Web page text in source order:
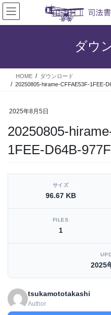
コ
ン
テ
ス
ナ
ビ
ゲ
ン
ダウ
HOME
ダウンロード
20250805-hirame-CFFAE53F-1FEE-
2025年8月5日
20250805-
1FEE-D64B-
[video_player_1200x800]
サイズ
96.67 KB
FILES
1
2025
tsukamototakashi
Author